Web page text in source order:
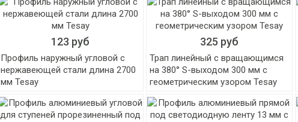
123 руб
Профиль наружный угловой с
нержавеющей стали длина 2700
мм Tesay
325 руб
Трап линейный с вращающимся
на 380° S-выходом 300 мм с
геометрическим узором Tesay